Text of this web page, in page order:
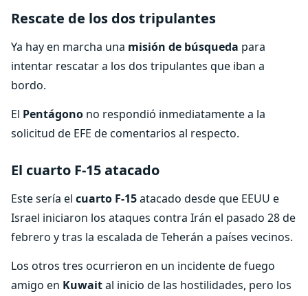
Rescate de los dos tripulantes
Ya hay en marcha una misión de búsqueda para
intentar rescatar a los dos tripulantes que iban a
bordo.
El Pentágono no respondió inmediatamente a la
solicitud de EFE de comentarios al respecto.
El cuarto F-15 atacado
Este sería el cuarto F-15atacado desde que EEUU e
Israel iniciaron los ataques contra Irán el pasado 28 de
febrero y tras la escalada de Teherán a países vecinos.
Los otros tres ocurrieron en un incidente de fuego
amigo en Kuwaital inicio de las hostilidades, pero los